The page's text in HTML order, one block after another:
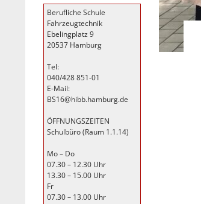
Berufliche Schule
Fahrzeugtechnik
Ebelingplatz 9
20537 Hamburg
Tel:
040/428 851-01
E-Mail:
BS16@hibb.hamburg.de
ÖFFNUNGSZEITEN
Schulbüro (Raum 1.1.14)
Mo – Do
07.30 – 12.30 Uhr
13.30 – 15.00 Uhr
Fr
07.30 – 13.00 Uhr